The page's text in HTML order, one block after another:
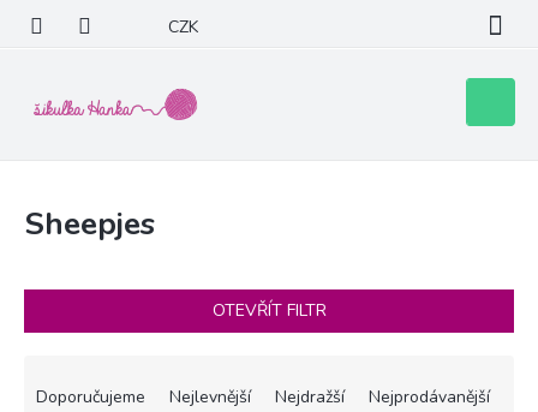
obsah
CZK
košík
Sheepjes
OTEVŘÍT FILTR
Doporučujeme Nejlevnější Nejdražší Nejprodávanější